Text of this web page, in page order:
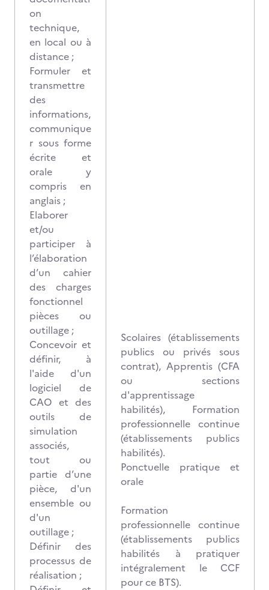
on
technique,
en local ou à
distance ;
Formuler et
transmettre
des
informations,
communique
r sous forme
écrite et
orale y
compris en
anglais ;
Elaborer
et/ou
participer à
l’élaboration
d’un cahier
des charges
fonctionnel
pièces ou
outillage ;
Concevoir et
définir, à
l'aide d'un
logiciel de
CAO et des
outils de
simulation
associés,
tout ou
partie d’une
pièce, d'un
ensemble ou
d'un
outillage ;
Définir des
processus de
réalisation ;
Scolaires (établissements
publics ou privés sous
contrat), Apprentis (CFA
ou sections
d'apprentissage
habilités), Formation
professionnelle continue
(établissements publics
habilités).
Ponctuelle pratique et
orale
Formation
professionnelle continue
(établissements publics
habilités à pratiquer
intégralement le CCF
pour ce BTS).